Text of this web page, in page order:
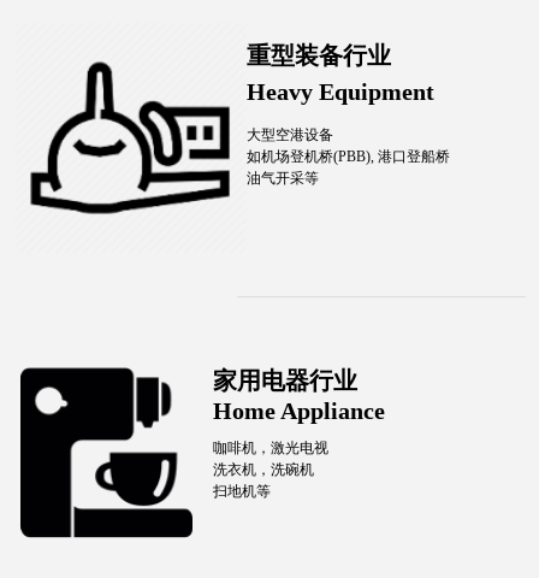
家用电器行业
Home Appliance
咖啡机，激光电视
洗衣机，洗碗机
扫地机等
重型装备行业
Heavy Equipment
大型空港设备
如机场登机桥(PBB), 港口登船桥
油气开采等